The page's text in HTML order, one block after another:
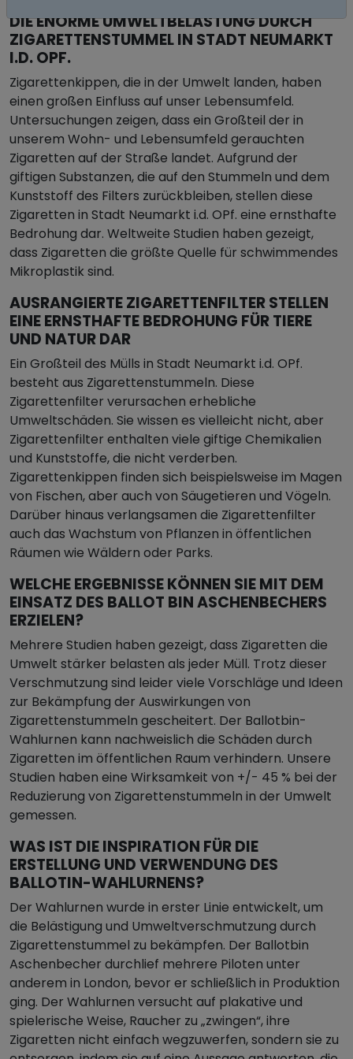
DIE ENORME UMWELTBELASTUNG DURCH
ZIGARETTENSTUMMEL IN STADT NEUMARKT
I.D. OPF.
Zigarettenkippen, die in der Umwelt landen, haben
einen großen Einfluss auf unser Lebensumfeld.
Untersuchungen zeigen, dass ein Großteil der in
unserem Wohn- und Lebensumfeld gerauchten
Zigaretten auf der Straße landet. Aufgrund der
giftigen Substanzen, die auf den Stummeln und dem
Kunststoff des Filters zurückbleiben, stellen diese
Zigaretten in Stadt Neumarkt i.d. OPf. eine ernsthafte
Bedrohung dar. Weltweite Studien haben gezeigt,
dass Zigaretten die größte Quelle für schwimmendes
Mikroplastik sind.
AUSRANGIERTE ZIGARETTENFILTER STELLEN
EINE ERNSTHAFTE BEDROHUNG FÜR TIERE
UND NATUR DAR
Ein Großteil des Mülls in Stadt Neumarkt i.d. OPf.
besteht aus Zigarettenstummeln. Diese
Zigarettenfilter verursachen erhebliche
Umweltschäden. Sie wissen es vielleicht nicht, aber
Zigarettenfilter enthalten viele giftige Chemikalien
und Kunststoffe, die nicht verderben.
Zigarettenkippen finden sich beispielsweise im Magen
von Fischen, aber auch von Säugetieren und Vögeln.
Darüber hinaus verlangsamen die Zigarettenfilter
auch das Wachstum von Pflanzen in öffentlichen
Räumen wie Wäldern oder Parks.
WELCHE ERGEBNISSE KÖNNEN SIE MIT DEM
EINSATZ DES BALLOT BIN ASCHENBECHERS
ERZIELEN?
Mehrere Studien haben gezeigt, dass Zigaretten die
Umwelt stärker belasten als jeder Müll. Trotz dieser
Verschmutzung sind leider viele Vorschläge und Ideen
zur Bekämpfung der Auswirkungen von
Zigarettenstummeln gescheitert. Der Ballotbin-
Wahlurnen kann nachweislich die Schäden durch
Zigaretten im öffentlichen Raum verhindern. Unsere
Studien haben eine Wirksamkeit von +/- 45 % bei der
Reduzierung von Zigarettenstummeln in der Umwelt
gemessen.
WAS IST DIE INSPIRATION FÜR DIE
ERSTELLUNG UND VERWENDUNG DES
BALLOTIN-WAHLURNENS?
Der Wahlurnen wurde in erster Linie entwickelt, um
die Belästigung und Umweltverschmutzung durch
Zigarettenstummel zu bekämpfen. Der Ballotbin
Aschenbecher durchlief mehrere Piloten unter
anderem in London, bevor er schließlich in Produktion
ging. Der Wahlurnen versucht auf plakative und
spielerische Weise, Raucher zu „zwingen“, ihre
Zigaretten nicht einfach wegzuwerfen, sondern sie zu